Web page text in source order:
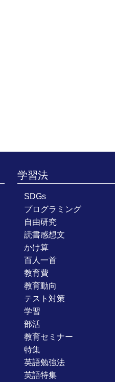
学習法
SDGs
プログラミング
自由研究
読書感想文
かけ算
百人一首
教育費
教育動向
テスト対策
学習
部活
教育セミナー
特集
英語勉強法
英語特集